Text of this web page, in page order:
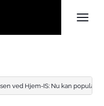
ved Hjem-IS: Nu kan populær